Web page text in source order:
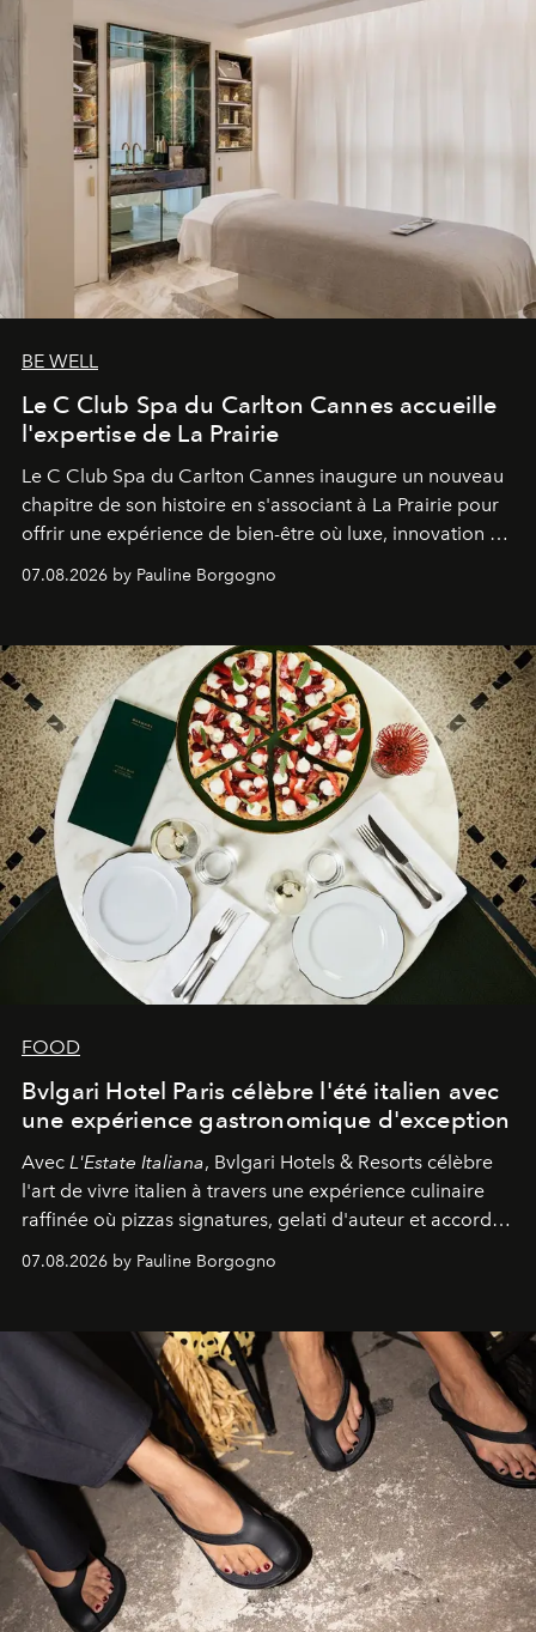
BE WELL
Le C Club Spa du Carlton Cannes accueille
l'expertise de La Prairie
Le C Club Spa du Carlton Cannes inaugure un nouveau
chapitre de son histoire en s'associant à La Prairie pour
offrir une expérience de bien-être où luxe, innovation et
expertise se rencontrent.
07.08.2026 by Pauline Borgogno
FOOD
Bvlgari Hotel Paris célèbre l'été italien avec
une expérience gastronomique d'exception
Avec L'Estate Italiana, Bvlgari Hotels & Resorts célèbre
l'art de vivre italien à travers une expérience culinaire
raffinée où pizzas signatures, gelati d'auteur et accords
d'exception composent un véritable voyage sensoriel.
07.08.2026 by Pauline Borgogno